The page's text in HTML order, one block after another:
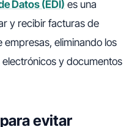
Datos (EDI) es una
y recibir facturas de
eliminando los
y documentos
evitar